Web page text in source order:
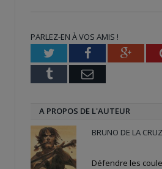
fenêtre) fenêtre) nouvelle
fenêtre)
PARLEZ-EN À VOS AMIS !
TwitterFacebook
Tumblr Email
A PROPOS DE L'AUTEUR
BRUNO DE LA CRUZ
Défendre les